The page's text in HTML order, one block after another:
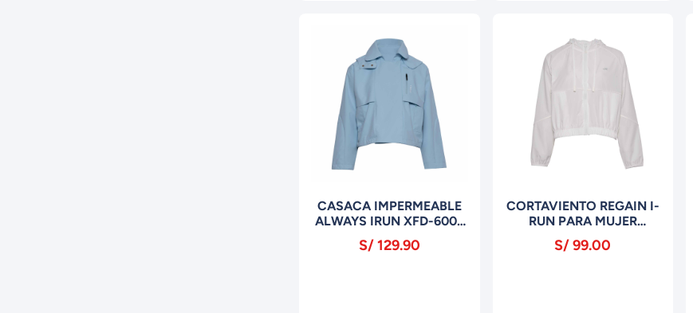
CASACA IMPERMEABLE
ALWAYS IRUN XFD-6005
CELESTE
S/ 129.90
CORTAVIENTO REGAIN I-
RUN PARA MUJER
MCV2824 BLANCO
S/ 99.00